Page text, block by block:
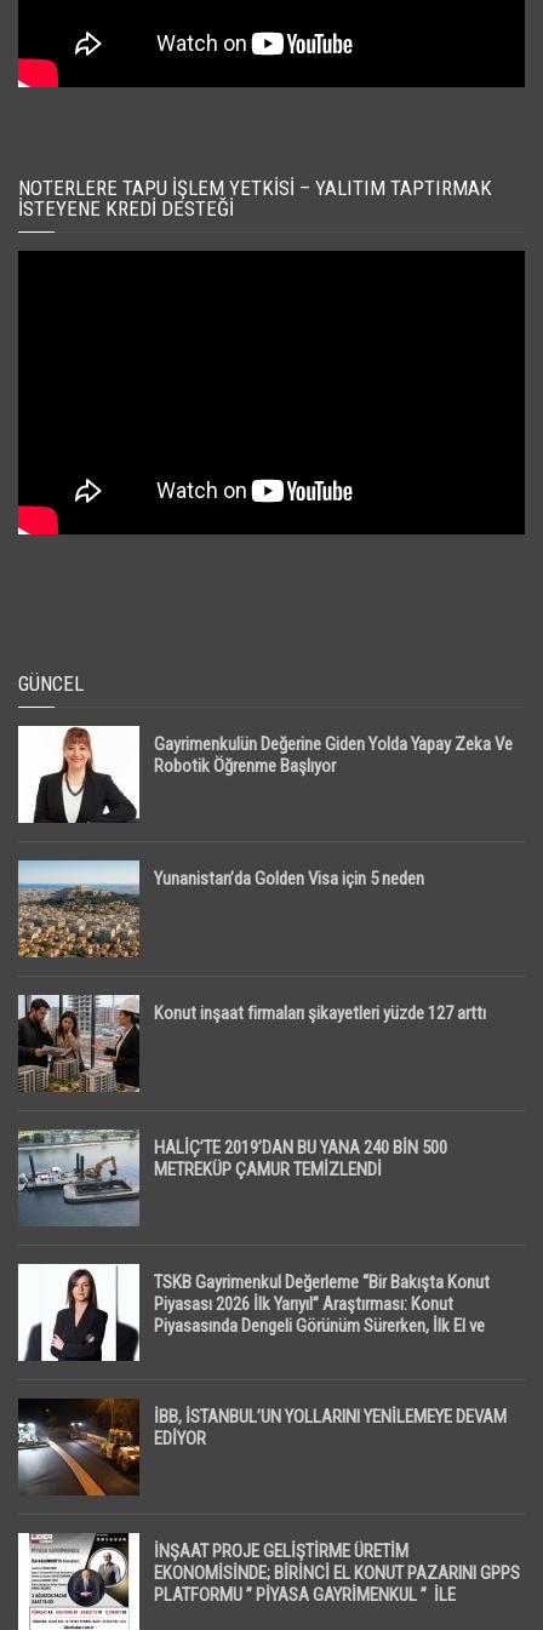
NOTERLERE TAPU İŞLEM YETKISI – YALITIM TAPTIRMAK
İSTEYENE KREDI DESTEĞI
GÜNCEL
Gayrimenkulün Değerine Giden Yolda Yapay Zeka Ve
Robotik Öğrenme Başlıyor
Yunanistan’da Golden Visa için 5 neden
Konut inşaat firmaları şikayetleri yüzde 127 arttı
HALİÇ’TE 2019’DAN BU YANA 240 BİN 500
METREKÜP ÇAMUR TEMİZLENDİ
TSKB Gayrimenkul Değerleme “Bir Bakışta Konut
Piyasası 2026 İlk Yarıyıl” Araştırması: Konut
Piyasasında Dengeli Görünüm Sürerken, İlk El ve
İBB, İSTANBUL’UN YOLLARINI YENİLEMEYE DEVAM
EDİYOR
İNŞAAT PROJE GELİŞTİRME ÜRETİM
EKONOMİSİNDE; BİRİNCİ EL KONUT PAZARINI GPPS
PLATFORMU ” PİYASA GAYRİMENKUL ” İLE